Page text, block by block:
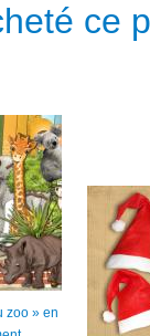
ce
zoo » en